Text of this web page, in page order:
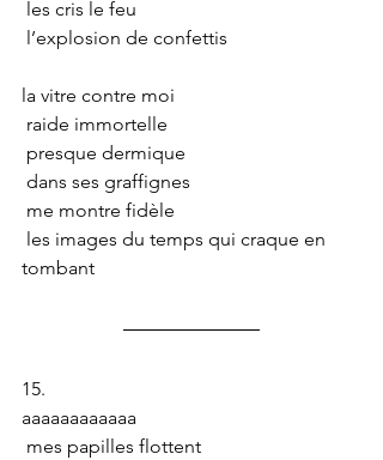
les cris le feu
l’explosion de confettis
la vitre contre moi
raide immortelle
presque dermique
dans ses graffignes
me montre fidèle
tombant
15.
aaaaaaaaaaaa
mes papilles flottent